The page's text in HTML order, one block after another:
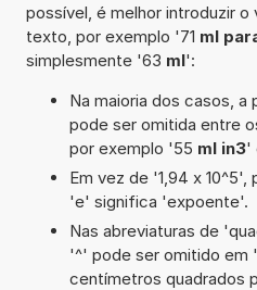
possível, é melhor introduzir
texto, por exemplo '71 ml
simplesmente '63 ml':
Na maioria dos casos,
pode ser omitida entre
por exemplo '55 ml in3'
Em vez de '1,94 x
'e' significa 'expoente'.
Nas abreviaturas de
'^' pode ser omitido em
centímetros quadrados